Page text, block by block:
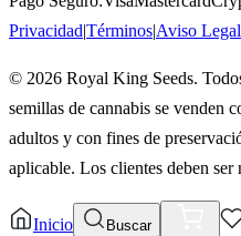
PrivacidadTérminosAviso Legal
© 2026 Royal King Seeds.
semillas de cannabis se venden
adultos y con fines de
aplicable. Los clientes deben
Inicio
Buscar